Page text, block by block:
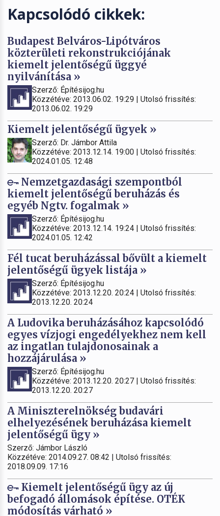
Kapcsolódó cikkek:
Budapest Belváros-Lipótváros
közterületi rekonstrukciójának
kiemelt jelentőségű üggyé
nyilvánítása »
Szerző: Építésijog.hu
Közzétéve: 2013.06.02. 19:29 | Utolsó frissítés:
2013.06.02. 19:29
Kiemelt jelentőségű ügyek »
Szerző: Dr. Jámbor Attila
Közzétéve: 2013.12.14. 19:00 | Utolsó frissítés:
2024.01.05. 12:48
Nemzetgazdasági szempontból
kiemelt jelentőségű beruházás és
egyéb Ngtv. fogalmak »
Szerző: Építésijog.hu
Közzétéve: 2013.12.14. 19:24 | Utolsó frissítés:
2024.01.05. 12:42
Fél tucat beruházással bővült a kiemelt
jelentőségű ügyek listája »
Szerző: Építésijog.hu
Közzétéve: 2013.12.20. 20:24 | Utolsó frissítés:
2013.12.20. 20:24
A Ludovika beruházásához kapcsolódó
egyes vízjogi engedélyekhez nem kell
az ingatlan tulajdonosainak a
hozzájárulása »
Szerző: Építésijog.hu
Közzétéve: 2013.12.20. 20:27 | Utolsó frissítés:
2013.12.20. 20:27
A Miniszterelnökség budavári
elhelyezésének beruházása kiemelt
jelentőségű ügy »
Szerző: Jámbor László
Közzétéve: 2014.09.27. 08:42 | Utolsó frissítés:
2018.09.09. 17:16
Kiemelt jelentőségű ügy az új
befogadó állomások építése. OTÉK
módosítás várható »